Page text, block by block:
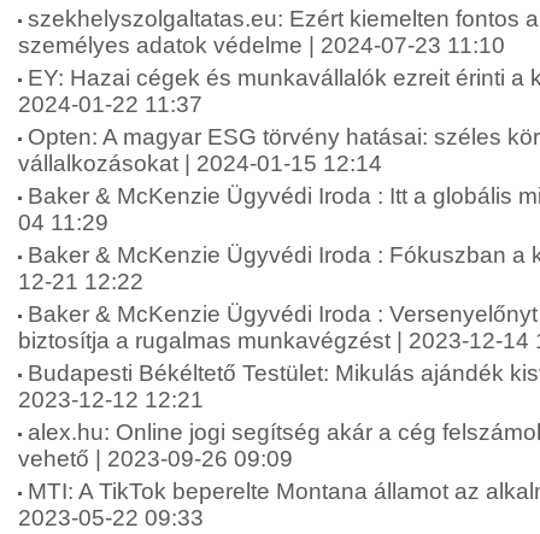
szekhelyszolgaltatas.eu: Ezért kiemelten fontos
személyes adatok védelme | 2024-07-23 11:10
EY: Hazai cégek és munkavállalók ezreit érinti a
2024-01-22 11:37
Opten: A magyar ESG törvény hatásai: széles
vállalkozásokat | 2024-01-15 12:14
Baker & McKenzie Ügyvédi Iroda : Itt a globális
04 11:29
Baker & McKenzie Ügyvédi Iroda : Fókuszban a
12-21 12:22
Baker & McKenzie Ügyvédi Iroda :
biztosítja a rugalmas munkavégzést | 2023-12-14
Budapesti Békéltető Testület: Mikulás ajándék
2023-12-12 12:21
alex.hu: Online jogi segítség akár a cég
vehető | 2023-09-26 09:09
MTI: A TikTok beperelte Montana államot az
2023-05-22 09:33